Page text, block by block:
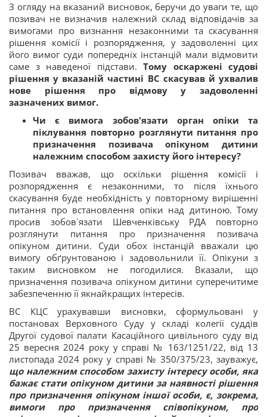
З огляду на вказаний висновок, беручи до уваги те, що
позивач не визначив належний склад відповідачів за
вимогами про визнання незаконними та скасування
рішення комісії і розпорядження, у задоволенні цих
його вимог суди попередніх інстанцій мали відмовити
саме з наведеної підстави. Тому оскаржені судові
рішення у вказаній частині ВС скасував й ухвалив
нове рішення про відмову у задоволенні
зазначених вимог.
Чи є вимога зобов'язати орган опіки та
піклування повторно розглянути питання про
призначення позивача опікуном дитини
належним способом захисту його інтересу?
Позивач вважав, що оскільки рішення комісії і
розпорядження є незаконними, то після їхнього
скасування буде необхідність у повторному вирішенні
питання про встановлення опіки над дитиною. Тому
просив зобов`язати Шевченківську РДА повторно
розглянути питання про призначення позивача
опікуном дитини. Суди обох інстанцій вважали цю
вимогу обґрунтованою і задовольнили її. Опікуни з
таким висновком не погодилися. Вказали, що
призначення позивача опікуном дитини суперечитиме
забезпеченню її якнайкращих інтересів.
ВС КЦС урахувавши висновки, сформульовані у
постановах Верховного Суду у складі колегії суддів
Другої судової палати Касаційного цивільного суду від
25 вересня 2024 року у справі № 163/1251/22, від 13
листопада 2024 року у справі № 350/375/23, зауважує,
що належним способом захисту інтересу особи, яка
бажає стати опікуном дитини за наявності рішення
про призначення опікуном іншої особи, є, зокрема,
вимоги про призначення співопікуном, про